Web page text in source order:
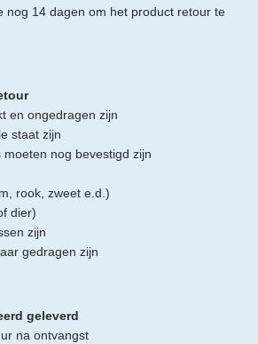
nog 14 dagen om het product retour te
en ongedragen zijn
staat zijn
moeten nog bevestigd zijn
rook, zweet e.d.)
dier)
zijn
gedragen zijn
geleverd
na ontvangst